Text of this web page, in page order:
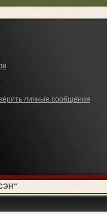
личные сообщения